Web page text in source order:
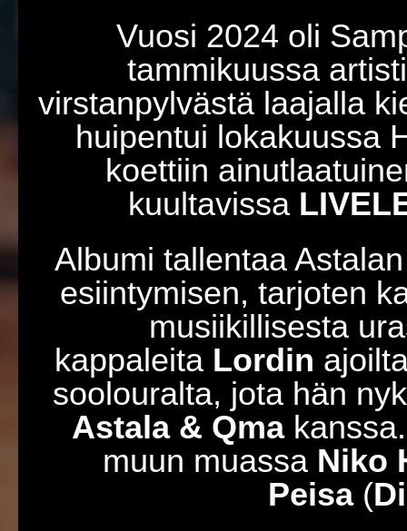
Vuosi 2024 oli
tammikuussa
virstanpylvästä laajalla
huipentui lokakuussa
koettiin
kuultavissa
Albumi tallentaa
esiintymisen, tarjoten
musiikillisesta
kappaleita Lordin
soolouralta, jota hän
Astala & Qma
muun muassa Niko
Peisa(